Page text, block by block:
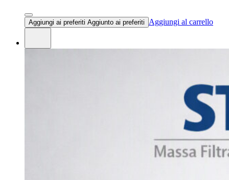
Aggiungi ai preferiti Aggiunto ai preferiti Aggiungi al carrello